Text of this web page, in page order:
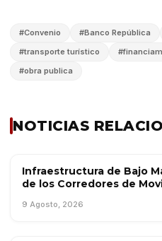
#Convenio #Banco República
#transporte turístico #
#obra publica
NOTICIAS
OBRA PÚBLICA
Infraestructura de Bajo
de los Corredores de
9 Agosto, 2026